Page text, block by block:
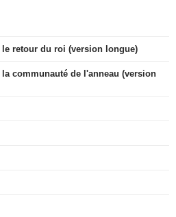
le retour du roi (version longue)
communauté de l'anneau (version